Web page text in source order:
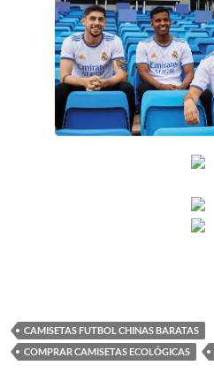
CAMISETAS FUTBOL CHINAS BARATAS
COMPRAR CAMISETAS ECOLÓGICAS